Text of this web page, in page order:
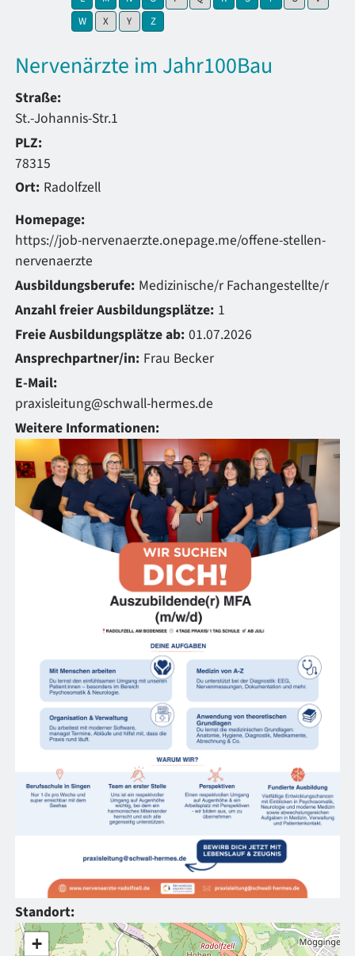
zeige Elemente mit Buchstabe:
W keine Elemente mit Buchstabe:
X keine Elemente mit Buchstabe:
Y zeige Elemente mit Buchstabe:
Z
Nervenärzte im Jahr100Bau
Straße:
St.-Johannis-Str.1
PLZ:
78315
Ort: Radolfzell
Homepage:
https://job-nervenaerzte.onepage.me/offene-stellen-
nervenaerzte
Ausbildungsberufe: Medizinische/r Fachangestellte/r
Anzahl freier Ausbildungsplätze: 1
Freie Ausbildungsplätze ab: 01.07.2026
Ansprechpartner/in: Frau Becker
E-Mail:
praxisleitung@schwall-hermes.de
Weitere Informationen:
Standort:
+